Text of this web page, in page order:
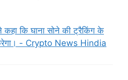
कहा कि घाना सोने की ट्रैकिंग के
- Crypto News Hindia